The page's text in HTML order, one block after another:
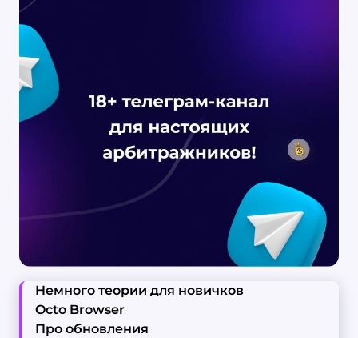
Немного теории для новичков
Octo Browser
Про обновления